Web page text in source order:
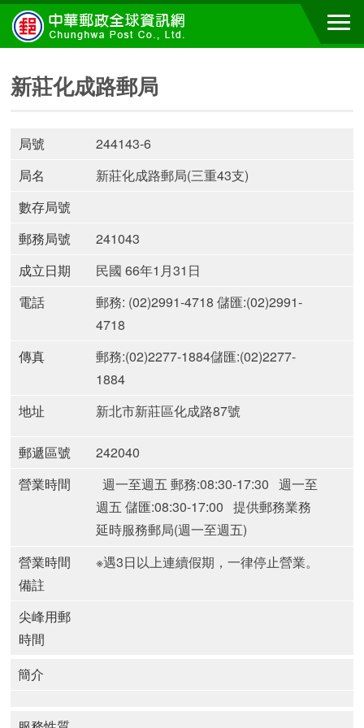
新莊化成路郵局
局號
244143-6
局名
新莊化成路郵局(三重43支)
數存局號
郵務局號
241043
成立日期
民國 66年1月31日
電話
郵務: (02)2991-4718 儲匯:(02)2991-
4718
傳真
郵務:(02)2277-1884儲匯:(02)2277-
1884
地址
新北市新莊區化成路87號
郵遞區號
242040
營業時間
週一至週五 郵務:08:30-17:30 週一至
週五 儲匯:08:30-17:00 提供郵務業務
延時服務郵局(週一至週五)
營業時間
備註
※遇3日以上連續假期，一律停止營業。
尖峰用郵
時間
簡介